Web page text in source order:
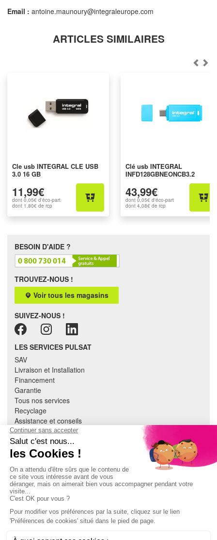
Email : antoine.maunoury@integraleurope.com
ARTICLES SIMILAIRES
Cle usb INTEGRAL CLE USB
3.0 16 GB
11,99€
dont 0,05€ d'éco-part
dont 1,80€ de rcp
Clé usb INTEGRAL
INFD128GBNEONCB3.2
43,99€
dont 0,05€ d'éco-part
dont 4,08€ de rcp
BESOIN D'AIDE ?
TROUVEZ-NOUS !
Voir tous les magasins
SUIVEZ-NOUS !
LES SERVICES PULSAT
SAV
Livraison et Installation
Financement
Garantie
Tous nos services
Recyclage
Assistance et conseils
Cuisine équipée
Literie
Nous contacter
À PROPOS
CGV
Mentions légales
Données personnelles
Devenir adhérent